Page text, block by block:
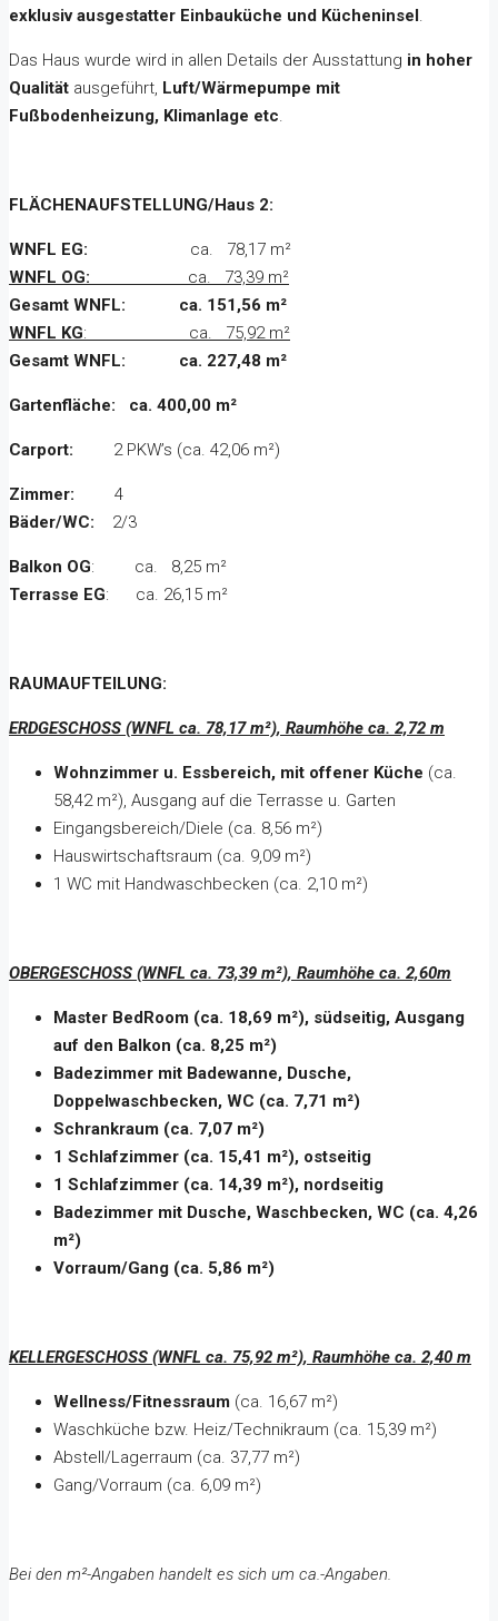
exklusiv ausgestatter Einbauküche und Kücheninsel .
Das Haus wurde wird in allen Details der Ausstattung in hoher
Qualität ausgeführt, Luft/Wärmepumpe mit
Fußbodenheizung, Klimanlage etc.
FLÄCHENAUFSTELLUNG/Haus 2:
WNFL EG: ca. 78,17 m²
WNFL OG: ca. 73,39 m²
Gesamt WNFL: ca. 151,56 m²
WNFL KG: ca. 75,92 m²
Gesamt WNFL: ca. 227,48 m²
Gartenfläche: ca. 400,00 m²
Carport: 2 PKW’s (ca. 42,06 m²)
Zimmer: 4
Bäder/WC: 2/3
Balkon OG: ca. 8,25 m²
Terrasse EG: ca. 26,15 m²
RAUMAUFTEILUNG:
ERDGESCHOSS (WNFL ca. 78,17 m²), Raumhöhe ca. 2,72 m
Wohnzimmer u. Essbereich, mit offener Küche (ca.
58,42 m²), Ausgang auf die Terrasse u. Garten
Eingangsbereich/Diele (ca. 8,56 m²)
Hauswirtschaftsraum (ca. 9,09 m²)
1 WC mit Handwaschbecken (ca. 2,10 m²)
OBERGESCHOSS (WNFL ca. 73,39 m²), Raumhöhe ca. 2,60m
Master BedRoom (ca. 18,69 m²), südseitig, Ausgang
auf den Balkon (ca. 8,25 m²)
Badezimmer mit Badewanne, Dusche,
Doppelwaschbecken, WC (ca. 7,71 m²)
Schrankraum (ca. 7,07 m²)
1 Schlafzimmer (ca. 15,41 m²), ostseitig
1 Schlafzimmer (ca. 14,39 m²), nordseitig
Badezimmer mit Dusche, Waschbecken, WC (ca. 4,26
m²)
Vorraum/Gang (ca. 5,86 m²)
KELLERGESCHOSS (WNFL ca. 75,92 m²), Raumhöhe ca. 2,40 m
Wellness/Fitnessraum (ca. 16,67 m²)
Waschküche bzw. Heiz/Technikraum (ca. 15,39 m²)
Abstell/Lagerraum (ca. 37,77 m²)
Gang/Vorraum (ca. 6,09 m²)
Bei den m²-Angaben handelt es sich um ca.-Angaben.